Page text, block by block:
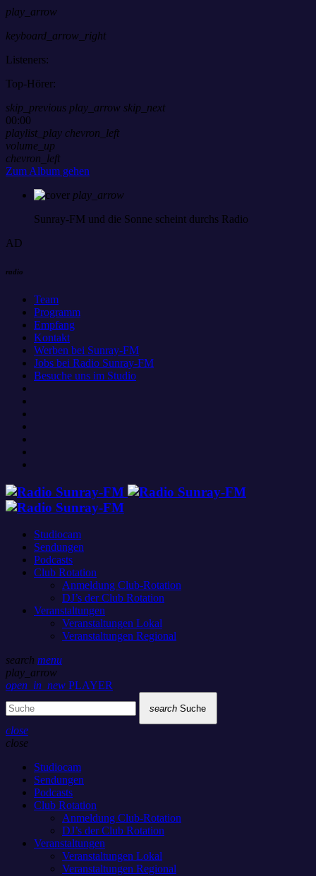
play_arrow
keyboard_arrow_right
Listeners:
Top-Hörer:
skip_previous play_arrow skip_next
00:00
playlist_play chevron_left
volume_up
chevron_left
Zum Album gehen
play_arrow
Sunray-FM und die Sonne scheint durchs Radio
AD
radio
Team
Programm
Empfang
Kontakt
Werben bei Sunray-FM
Jobs bei Radio Sunray-FM
Besuche uns im Studio
Studiocam
Sendungen
Podcasts
Club Rotation
Anmeldung Club-Rotation
DJ’s der Club Rotation
Veranstaltungen
Veranstaltungen Lokal
Veranstaltungen Regional
search menu
play_arrow
open_in_new PLAYER
search Suche
close
close
Studiocam
Sendungen
Podcasts
Club Rotation
Anmeldung Club-Rotation
DJ’s der Club Rotation
Veranstaltungen
Veranstaltungen Lokal
Veranstaltungen Regional